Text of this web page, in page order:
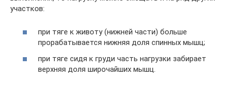
участков:
при тяге к животу (нижней части) больше
прорабатывается нижняя доля спинных мышц;
при тяге сидя к груди часть нагрузки забирает
верхняя доля широчайших мышц.